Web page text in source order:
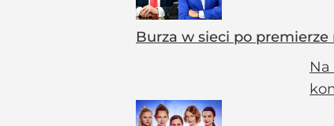
Burza w sieci po premierze
Na